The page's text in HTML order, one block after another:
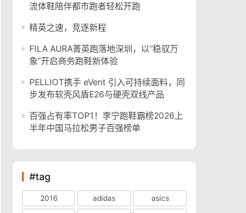
流体鞋陪伴都市跑者轻松开跑
精英之速，竞逐新程
FILA AURA菁英跑落地深圳，以“稳驭万
象”开启商务跑鞋新体验
PELLIOT携手 eVent 引入可持续面料，同
步发布软壳风盾E26与硬壳双线产品
百强占有率TOP1！李宁跑鞋霸榜2026上
半年中国马拉松男子百强榜单
#tag
2016 adidas
asics